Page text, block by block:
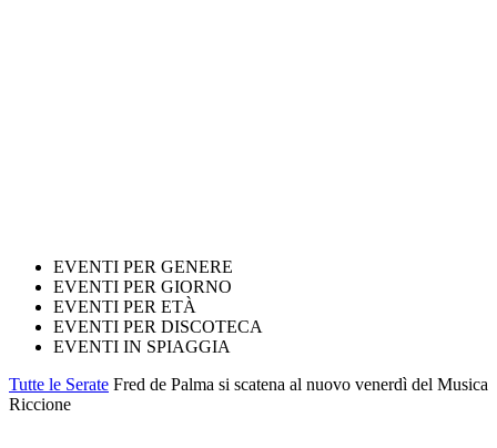
EVENTI PER GENERE
EVENTI PER GIORNO
EVENTI PER ETÀ
EVENTI PER DISCOTECA
EVENTI IN SPIAGGIA
Tutte le Serate Fred de Palma si scatena al nuovo venerdì del Musica
Riccione